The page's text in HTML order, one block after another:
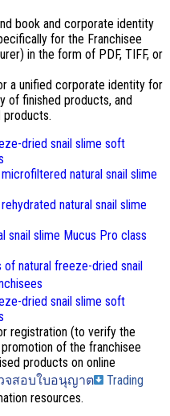
book and corporate identity
for the Franchisee
) in the form of PDF, TIFF, or
a unified corporate identity for
of finished products, and
products.
registration (to verify the
promotion of the franchisee
products on online
จสอบใบอนุญาต
Trading
resources.